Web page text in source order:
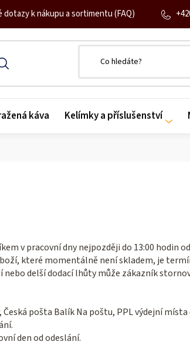
dotazy k nákupu a sortimentu (FAQ)
káva Kelímky a příslušenství
v pracovní dny nejpozději do 13:00 hodin
které momentálně není skladem, je
delší dodací lhůty může zákazník
pošta Balík Na poštu, PPL výdejní místa
den od odeslání.